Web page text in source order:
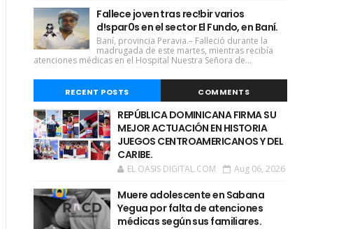
Fallece joven tras rec!bir varios
d!spar0s en el sector El Fundo, en Baní.
Baní, provincia Peravia.– Falleció durante la
madrugada de este martes, mientras recibía
atenciones médicas en el Hospital Nuestra Señora de...
RECENT POSTS COMMENTS
REPÚBLICA DOMINICANA FIRMA SU
MEJOR ACTUACIÓN EN HISTORIA
JUEGOS CENTROAMERICANOS Y DEL
CARIBE.
EL OASIS DIGITAL.COM Aug 06, 2026
Muere adolescente en Sabana
Yegua por falta de atenciones
médicas según sus familiares.